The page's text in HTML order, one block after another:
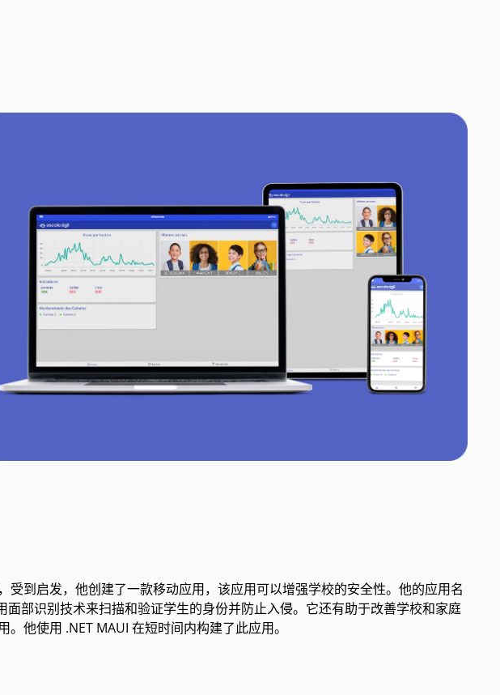
受到启发，他创建了一款移动应用，该应用可以增强学校的安全性。他的应用名
面部识别技术来扫描和验证学生的身份并防止入侵。它还有助于改善学校和家庭
他使用 .NET MAUI 在短时间内构建了此应用。